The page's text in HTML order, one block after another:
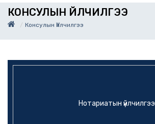
КОНСУЛЫН ҮЙЛЧИЛГЭЭ
Консулын Үйлчилгээ
Нотариатын үйлчилгээ